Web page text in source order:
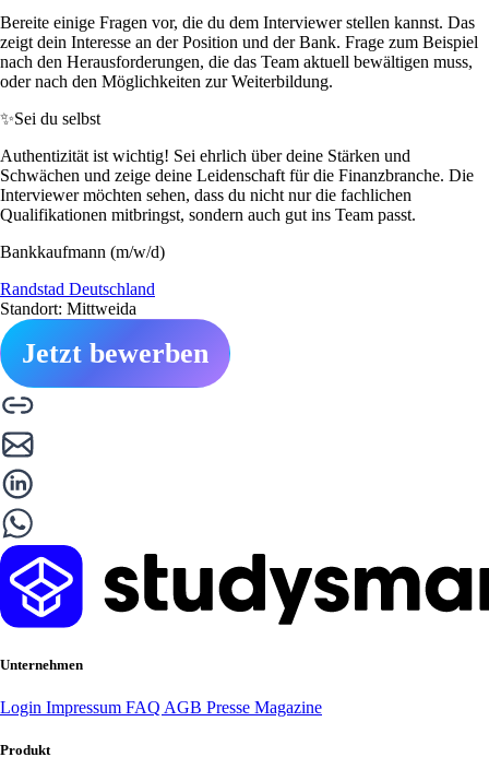
Bereite einige Fragen vor, die du dem Interviewer stellen kannst. Das
zeigt dein Interesse an der Position und der Bank. Frage zum Beispiel
nach den Herausforderungen, die das Team aktuell bewältigen muss,
oder nach den Möglichkeiten zur Weiterbildung.
✨Sei du selbst
Authentizität ist wichtig! Sei ehrlich über deine Stärken und
Schwächen und zeige deine Leidenschaft für die Finanzbranche. Die
Interviewer möchten sehen, dass du nicht nur die fachlichen
Qualifikationen mitbringst, sondern auch gut ins Team passt.
Bankkaufmann (m/w/d)
Randstad Deutschland
Standort: Mittweida
Jetzt bewerben
Unternehmen
Login Impressum FAQ AGB Presse Magazine
Produkt